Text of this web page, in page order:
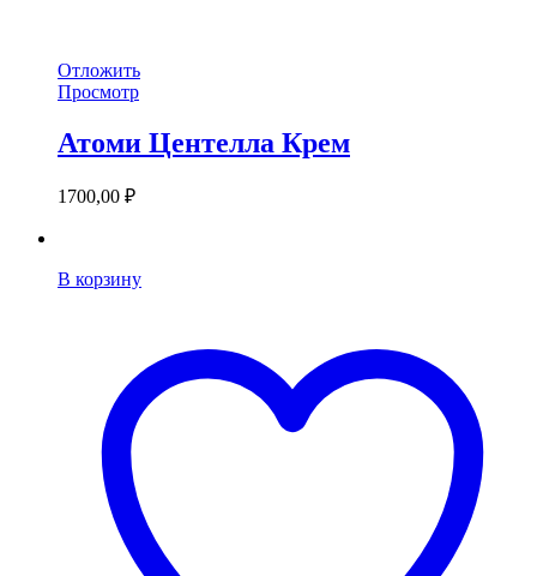
Отложить
Просмотр
Атоми Центелла Крем
1700,00 ₽
В корзину